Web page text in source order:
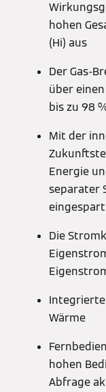
hohen
(Hi) aus
Der Gas-
über
bis zu 98
Mit der
Energie
separater
Die
Integrierte
Wärme
hohen
Abfrage